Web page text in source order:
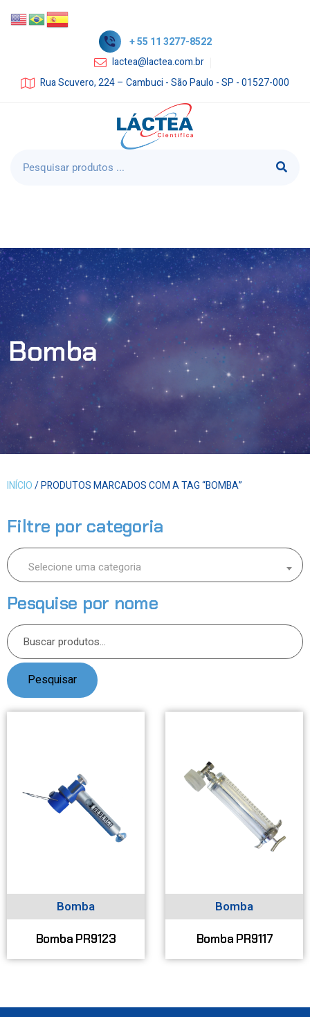
+ 55 11 3277-8522
lactea@lactea.com.br
Rua Scuvero, 224 – Cambuci - São Paulo - SP - 01527-000
Bomba
INÍCIO/ PRODUTOS MARCADOS COM A TAG “BOMBA”
Filtre por categoria
Selecione uma categoria
Pesquise por nome
Pesquisar
Bomba
Bomba PR9123
Bomba
Bomba PR9117